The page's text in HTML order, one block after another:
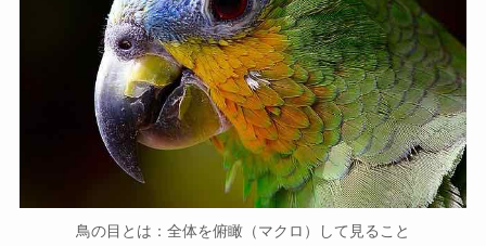
鳥の目とは：全体を俯瞰（マクロ）して見ること